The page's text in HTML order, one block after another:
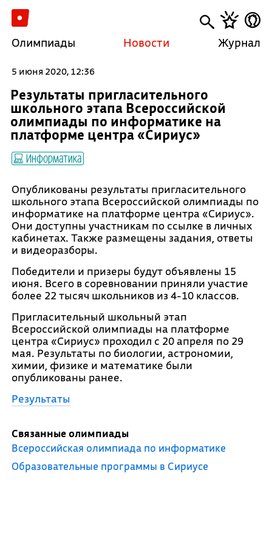
Олимпиады Новости Журнал
5 июня 2020, 12:36
Результаты пригласительного
школьного этапа Всероссийской
олимпиады по информатике на
платформе центра «Сириус»
Информатика
Опубликованы результаты пригласительного
школьного этапа Всероссийской олимпиады по
информатике на платформе центра «Сириус».
Они доступны участникам по ссылке в личных
кабинетах. Также размещены задания, ответы
и видеоразборы.
Победители и призеры будут объявлены 15
июня. Всего в соревновании приняли участие
более 22 тысяч школьников из 4-10 классов.
Пригласительный школьный этап
Всероссийской олимпиады на платформе
центра «Сириус» проходил с 20 апреля по 29
мая. Результаты по биологии, астрономии,
химии, физике и математике были
опубликованы ранее.
Результаты
Связанные олимпиады
Всероссийская олимпиада по информатике
Образовательные программы в Сириусе